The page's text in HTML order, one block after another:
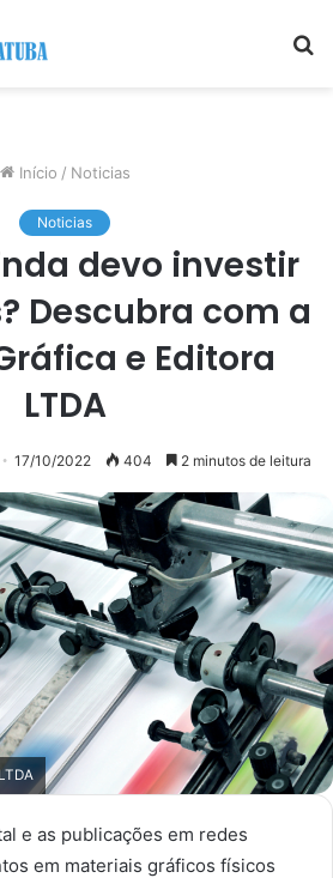
Início / Noticias
Noticias
devo investir
Descubra com a
e Editora
LTDA
17/10/2022 404 2 minutos de leitura
e as publicações em redes
em materiais gráficos físicos